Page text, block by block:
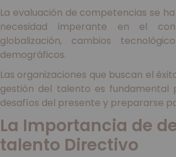
La evaluación de competencias se
necesidad imperante en el
globalización, cambios
demográficos.
Las organizaciones que buscan el
gestión del talento es fundamental
desafíos del presente y prepararse
La Importancia de
talento Directivo